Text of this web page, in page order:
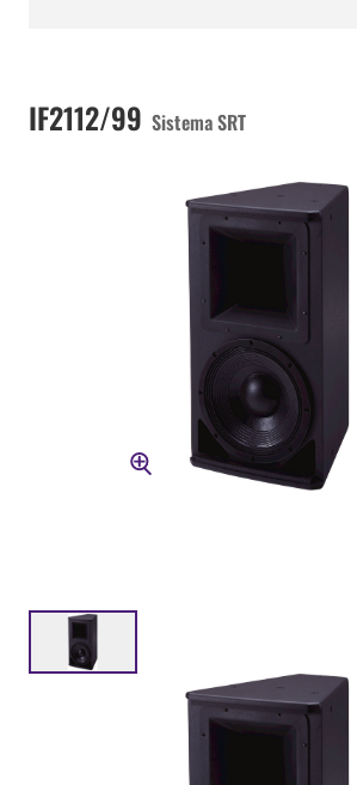
IF2112/99 Sistema SRT